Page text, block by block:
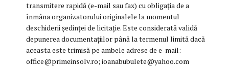
transmitere rapidă (e-mail sau fax) cu obligația de a
înmâna organizatorului originalele la momentul
deschiderii ședinței de licitație. Este considerată validă
depunerea documentațiilor până la termenul limită dacă
aceasta este trimisă pe ambele adrese de e-mail:
office@primeinsolv.ro; ioanabubulete@yahoo.com